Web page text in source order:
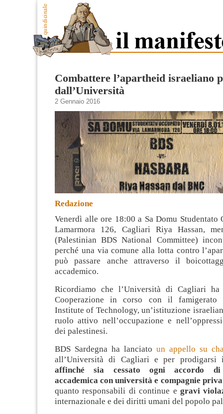
Combattere l’apartheid israeliano
dall’Università
2 Gennaio 2016
Redazione
Venerdì alle ore 18:00 a Sa Domu Studentato
Lamarmora 126, Cagliari Riya Hassan,
(Palestinian BDS National Committee)
perché una via comune alla lotta contro
può passare anche attraverso il
accademico.
Ricordiamo che l’Università di ‪Cagliari‬
Cooperazione in corso con il famigerato
Institute of Technology, un’istituzione
ruolo attivo nell’occupazione e
dei palestinesi.
BDS Sardegna ha lanciato un appello su
all’Università di Cagliari e per
affinché sia cessato ogni accordo di
accademica con università e compagnie
quanto responsabili di continue e gravi
internazionale e dei diritti umani del popolo